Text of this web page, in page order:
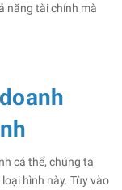
năng tài chính mà
cá thể, chúng ta
hình này. Tùy vào